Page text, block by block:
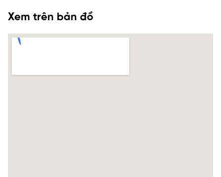
Xem trên bản đồ